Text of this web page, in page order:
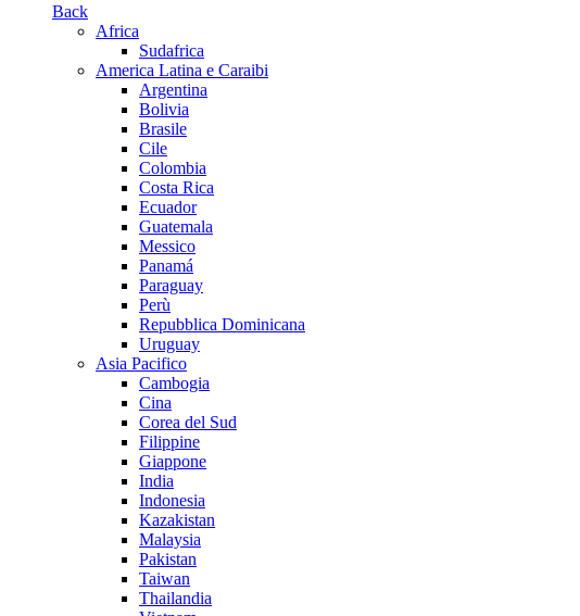
Back
Africa
Sudafrica
America Latina e Caraibi
Argentina
Bolivia
Brasile
Cile
Colombia
Costa Rica
Ecuador
Guatemala
Messico
Panamá
Paraguay
Perù
Repubblica Dominicana
Uruguay
Asia Pacifico
Cambogia
Cina
Corea del Sud
Filippine
Giappone
India
Indonesia
Kazakistan
Malaysia
Pakistan
Taiwan
Thailandia